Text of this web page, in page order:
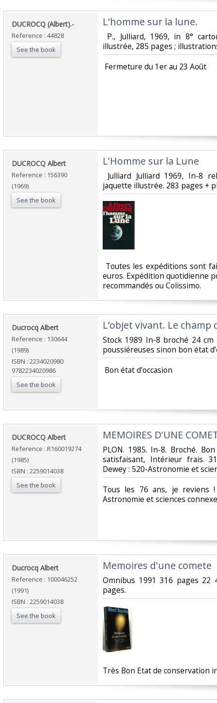
‎DUCROCQ (Albert).-‎
Reference : 44828
See the book
‎L'homme sur la lune.‎
P., Julliard, 1969, in 8°
illustrée, 285 pages ;
‎ Fermeture du 1er au 23 Août‎
‎DUCROCQ Albert‎
Reference : 156390
(1969)
See the book
‎L'Homme sur la Lune‎
Julliard Julliard 1969, In-8
jaquette illustrée. 283 pages +
Toutes les expéditions sont
euros. Expédition quotidienne
recommandés ou Colissimo. ‎
‎Ducrocq Albert‎
Reference : 130644
(1989)
ISBN : 2234020980
9782234020986
See the book
‎L’objet vivant. Le champ
‎Stock 1989 In-8 broché 24
poussiéreuses sinon bon état
‎ Bon état d’occasion ‎
‎DUCROCQ Albert‎
Reference : R160019274
(1985)
ISBN : 2259014038
See the book
‎MEMOIRES D'UNE
‎PLON. 1985. In-8. Broché.
satisfaisant, Intérieur frais.
Dewey : 520-Astronomie et
‎Tous les 76 ans, je reviens !
Astronomie et sciences
‎Ducrocq Albert‎
Reference : 100046252
(1991)
ISBN : 2259014038
See the book
‎Memoires d'une comete‎
‎Omnibus 1991 316 pages 22
pages.‎
‎Très Bon Etat de conservation